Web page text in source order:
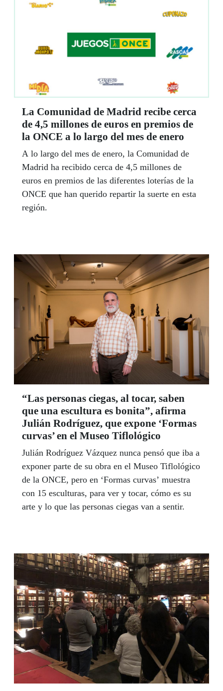
La Comunidad de Madrid recibe cerca
de 4,5 millones de euros en premios de
la ONCE a lo largo del mes de enero
A lo largo del mes de enero, la Comunidad de
Madrid ha recibido cerca de 4,5 millones de
euros en premios de las diferentes loterías de la
ONCE que han querido repartir la suerte en esta
región.
“Las personas ciegas, al tocar, saben
que una escultura es bonita”, afirma
Julián Rodríguez, que expone ‘Formas
curvas’ en el Museo Tiflológico
Julián Rodríguez Vázquez nunca pensó que iba a
exponer parte de su obra en el Museo Tiflológico
de la ONCE, pero en ‘Formas curvas’ muestra
con 15 esculturas, para ver y tocar, cómo es su
arte y lo que las personas ciegas van a sentir.